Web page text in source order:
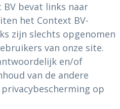
BV bevat links naar
het Context BV-
zijn slechts opgenomen
van onze site.
en/of
van de andere
op